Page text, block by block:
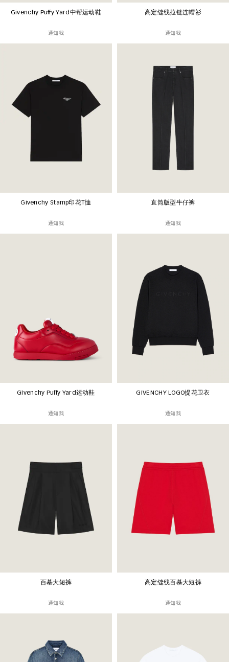
Givenchy Puffy Yard中帮运动鞋
通知我
高定缝线拉链连帽衫
通知我
Givenchy Stamp印花T恤
通知我
直筒版型牛仔裤
通知我
Givenchy Puffy Yard运动鞋
通知我
GIVENCHY LOGO提花卫衣
通知我
百慕大短裤
通知我
高定缝线百慕大短裤
通知我